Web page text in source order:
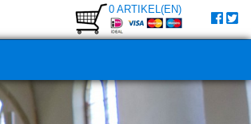
0 ARTIKEL(EN)